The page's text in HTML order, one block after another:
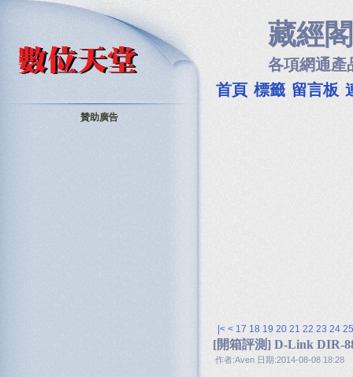
藏經閣
各項網通產
首頁 標籤 留言板
|< < 17 18 19 20 21 22 23 24 25
[開箱評測] D-Link DIR-
作者:Aven 日期:2014-08-08 18:28
贊助廣告